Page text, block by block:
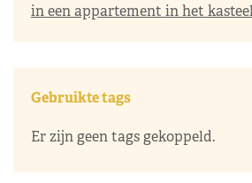
in een appartement in het
Gebruikte tags
Er zijn geen tags gekoppeld.